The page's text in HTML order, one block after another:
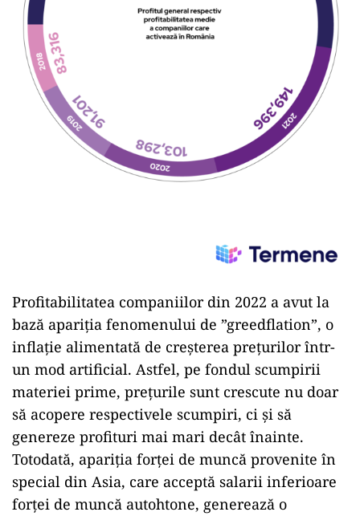
Profitabilitatea companiilor din 2022 a avut la
bază apariția fenomenului de ”greedflation”, o
inflație alimentată de creșterea prețurilor într-
un mod artificial. Astfel, pe fondul scumpirii
materiei prime, prețurile sunt crescute nu doar
să acopere respectivele scumpiri, ci și să
genereze profituri mai mari decât înainte.
Totodată, apariția forței de muncă provenite în
special din Asia, care acceptă salarii inferioare
forței de muncă autohtone, generează o